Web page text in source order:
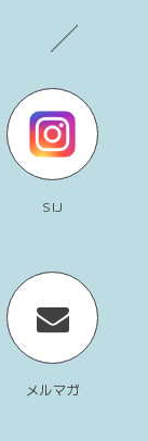
SIJ
メルマガ